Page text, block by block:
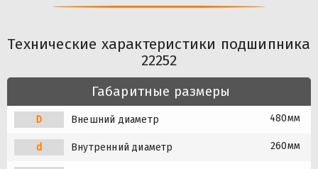
Технические характеристики подшипника
22252
Габаритные размеры
D Внешний диаметр 480мм
d Внутренний диаметр 260мм